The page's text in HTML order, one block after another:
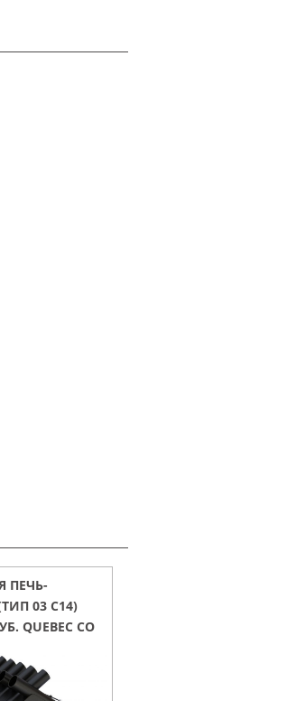
ПЕЧЬ-
03 С14)
QUEBEC СО